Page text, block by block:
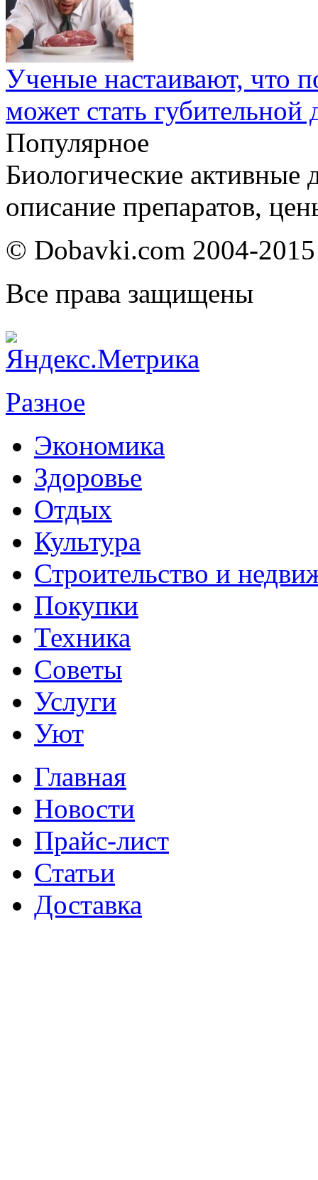
Ученые настаивают, что
может стать губительной
Популярное
Биологические активные
описание препаратов,
© Dobavki.com 2004-2015
Все права защищены
Разное
Экономика
Здоровье
Отдых
Культура
Строительство и
Покупки
Техника
Советы
Услуги
Уют
Главная
Новости
Прайс-лист
Статьи
Доставка